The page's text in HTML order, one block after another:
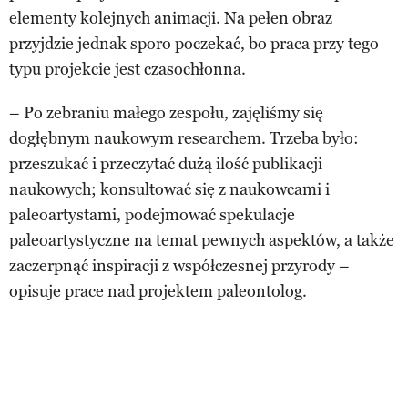
elementy kolejnych animacji. Na pełen obraz
przyjdzie jednak sporo poczekać, bo praca przy tego
typu projekcie jest czasochłonna.
– Po zebraniu małego zespołu, zajęliśmy się
dogłębnym naukowym researchem. Trzeba było:
przeszukać i przeczytać dużą ilość publikacji
naukowych; konsultować się z naukowcami i
paleoartystami, podejmować spekulacje
paleoartystyczne na temat pewnych aspektów, a także
zaczerpnąć inspiracji z współczesnej przyrody –
opisuje prace nad projektem paleontolog.